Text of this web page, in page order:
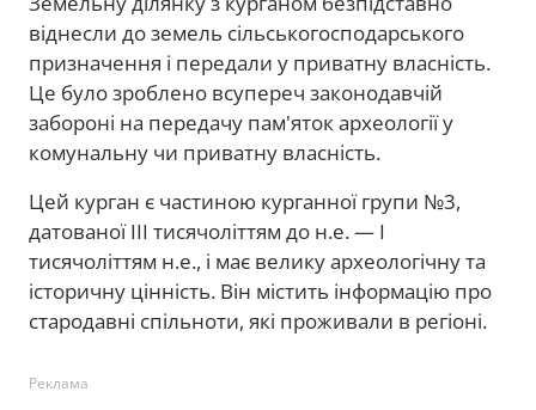
віднесли до земель сільськогосподарського
призначення і передали у приватну власність.
Це було зроблено всупереч законодавчій
забороні на передачу пам'яток археології у
комунальну чи приватну власність.
Цей курган є частиною курганної групи №3,
датованої ІІІ тисячоліттям до н.е. — І
тисячоліттям н.е., і має велику археологічну та
історичну цінність. Він містить інформацію про
стародавні спільноти, які проживали в регіоні.
Реклама